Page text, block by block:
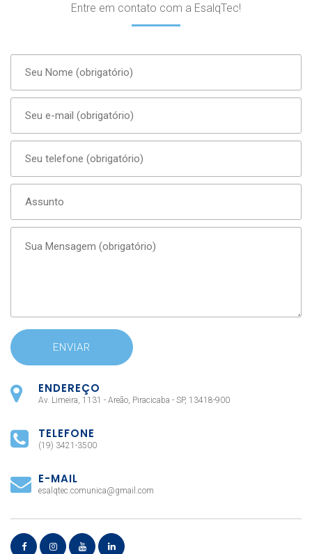
Entre em contato com a EsalqTec!
ENDEREÇO
Av. Limeira, 1131 - Areão, Piracicaba - SP, 13418-900
TELEFONE
(19) 3421-3500
E-MAIL
esalqtec.comunica@gmail.com